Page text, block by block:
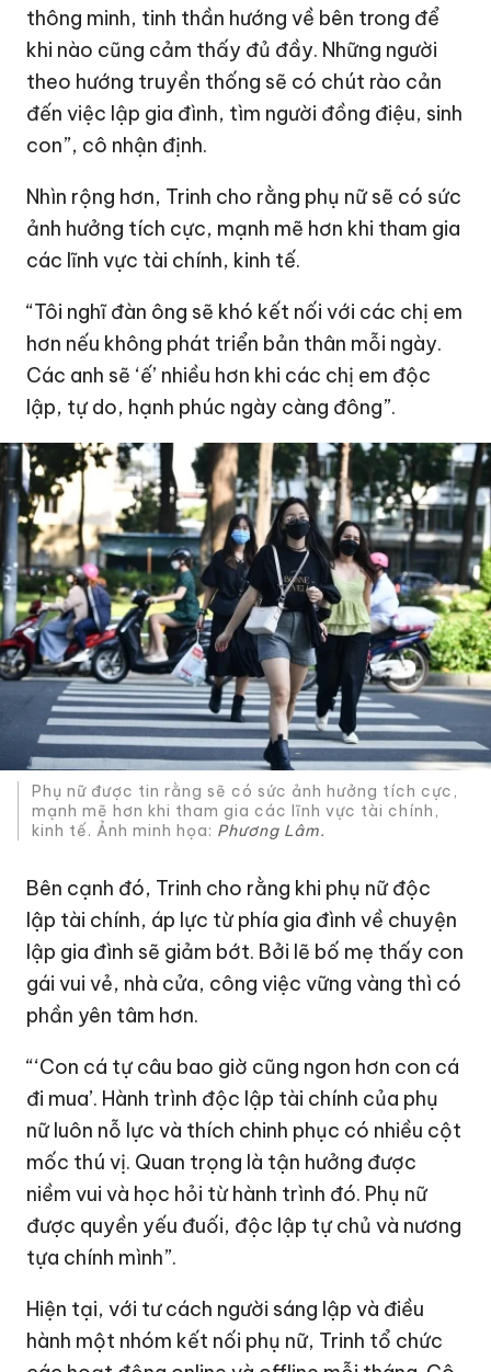
thông minh, tinh thần hướng về bên trong để
khi nào cũng cảm thấy đủ đầy. Những người
theo hướng truyền thống sẽ có chút rào cản
đến việc lập gia đình, tìm người đồng điệu, sinh
con”, cô nhận định.
Nhìn rộng hơn, Trinh cho rằng phụ nữ sẽ có sức
ảnh hưởng tích cực, mạnh mẽ hơn khi tham gia
các lĩnh vực tài chính, kinh tế.
“Tôi nghĩ đàn ông sẽ khó kết nối với các chị em
hơn nếu không phát triển bản thân mỗi ngày.
Các anh sẽ ‘ế’ nhiều hơn khi các chị em độc
lập, tự do, hạnh phúc ngày càng đông”.
Phụ nữ được tin rằng sẽ có sức ảnh hưởng tích cực,
mạnh mẽ hơn khi tham gia các lĩnh vực tài chính,
kinh tế. Ảnh minh họa: Phương Lâm.
Bên cạnh đó, Trinh cho rằng khi phụ nữ độc
lập tài chính, áp lực từ phía gia đình về chuyện
lập gia đình sẽ giảm bớt. Bởi lẽ bố mẹ thấy con
gái vui vẻ, nhà cửa, công việc vững vàng thì có
phần yên tâm hơn.
“‘Con cá tự câu bao giờ cũng ngon hơn con cá
đi mua’. Hành trình độc lập tài chính của phụ
nữ luôn nỗ lực và thích chinh phục có nhiều cột
mốc thú vị. Quan trọng là tận hưởng được
niềm vui và học hỏi từ hành trình đó. Phụ nữ
được quyền yếu đuối, độc lập tự chủ và nương
tựa chính mình”.
Hiện tại, với tư cách người sáng lập và điều
hành một nhóm kết nối phụ nữ, Trinh tổ chức